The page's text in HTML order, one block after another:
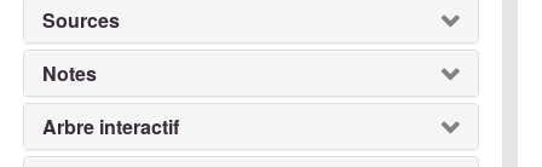
Sources
Notes
Arbre interactif